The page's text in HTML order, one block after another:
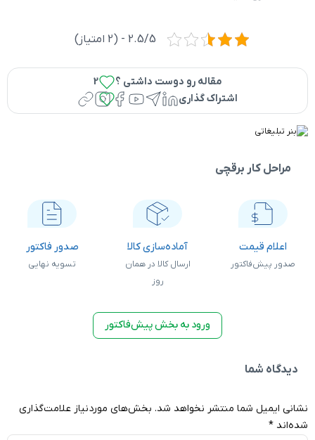
2.5/5 - (2 امتیاز)
مقاله رو دوست داشتی ؟
2
آماده‌سازی کالا
ارسال کالا در همان
صدور فاکتور
تسویه نهایی
ارسال کالا
در همان روز
ورود به بخش پیش‌فاکتور
نخواهد شد. بخش‌های موردنیاز علامت‌گذاری